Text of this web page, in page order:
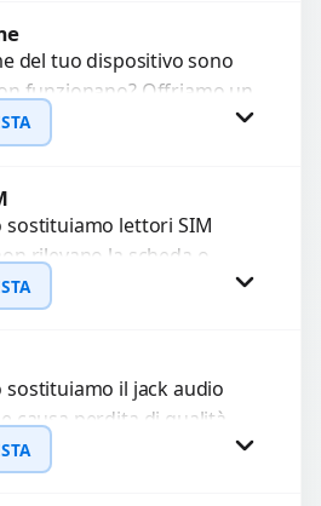
Preventivo
WhatsApp
del tuo dispositivo sono
funzionano? Offriamo un
o sostituzione
Preventivo
WhatsApp
sostituiamo lettori SIM
rilevano la scheda o
il segnale. Utilizziamo
e garantiti...
Preventivo
WhatsApp
sostituiamo il jack audio
causa perdita di qualità
di collegare cuffie